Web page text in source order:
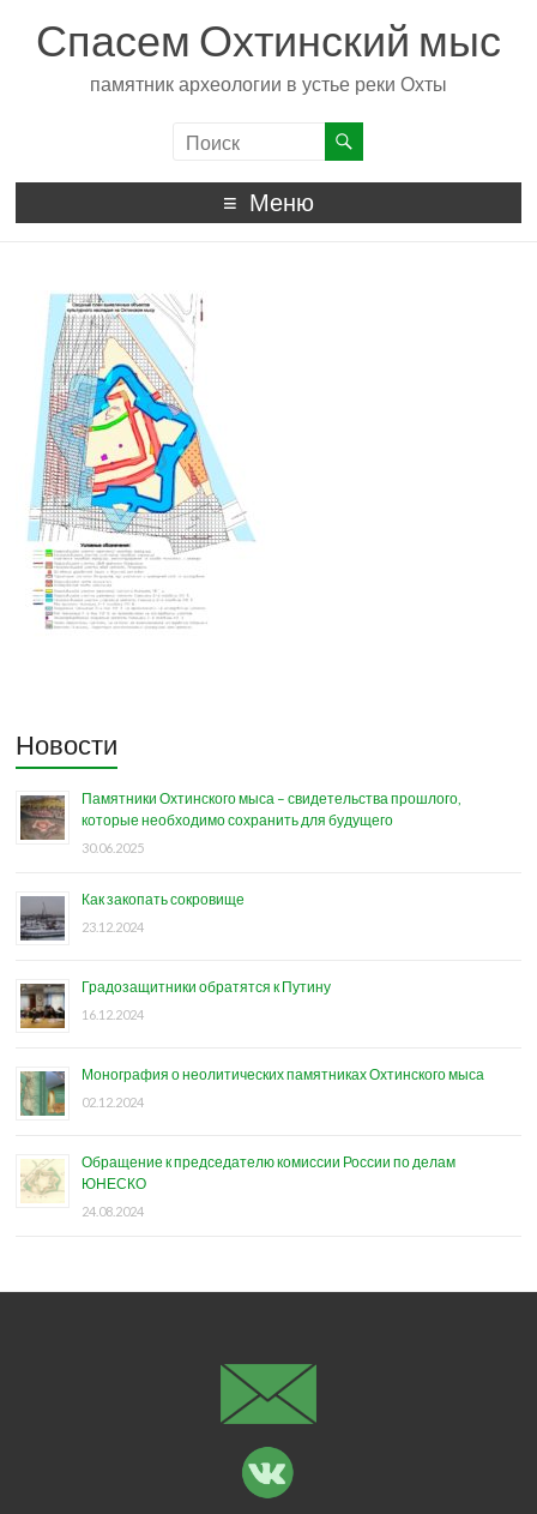
Спасем Охтинский мыс
памятник археологии в устье реки Охты
Меню
Новости
Памятники Охтинского мыса – свидетельства прошлого,
которые необходимо сохранить для будущего
30.06.2025
Как закопать сокровище
23.12.2024
Градозащитники обратятся к Путину
16.12.2024
Монография о неолитических памятниках Охтинского мыса
02.12.2024
Обращение к председателю комиссии России по делам
ЮНЕСКО
24.08.2024